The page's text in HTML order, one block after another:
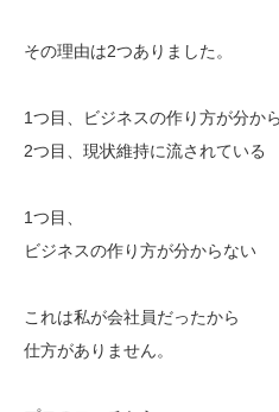
その理由は2つありました。
1つ目、ビジネスの作り方が分か
2つ目、現状維持に流されている
1つ目、
ビジネスの作り方が分からない
これは私が会社員だったから
仕方がありません。